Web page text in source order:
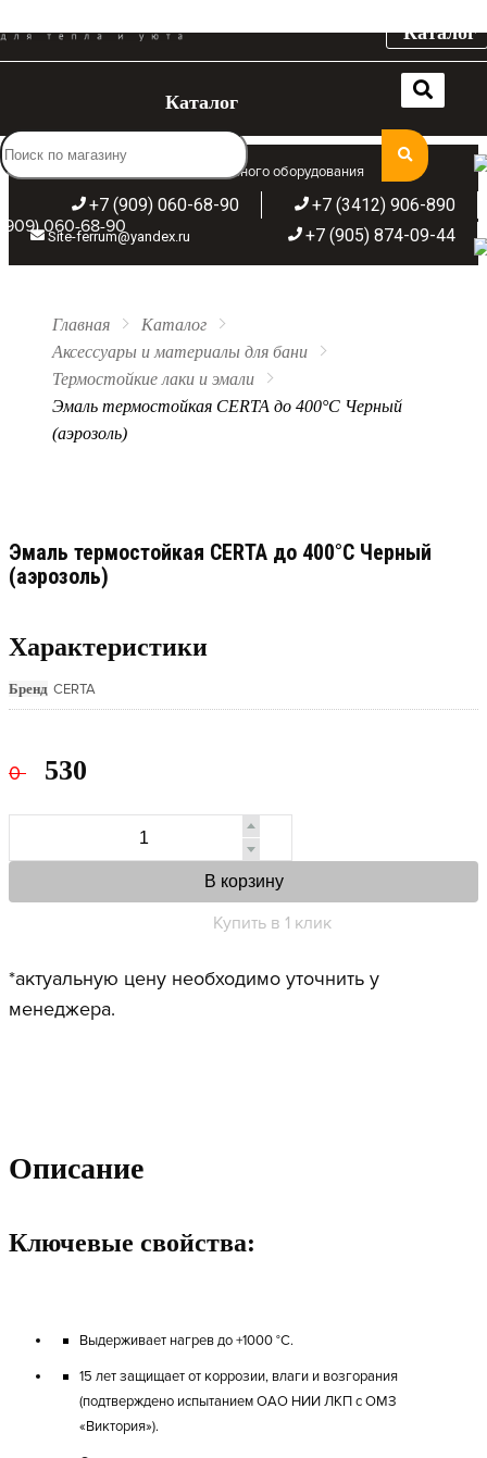
Широкий ассортимент отопительного оборудования
+7 (3412) 906-890
+7 (909) 060-68-90
+7 (905) 874-09-44
Site-ferrum@yandex.ru
Каталог
Каталог
(909) 060-68-90
Главная
Каталог
Аксессуары и материалы для бани
Термостойкие лаки и эмали
Эмаль термостойкая CERTA до 400°С Черный
(аэрозоль)
Эмаль термостойкая CERTA до 400°С Черный
(аэрозоль)
Характеристики
Бренд CERTA
0 530
В корзину
Купить в 1 клик
*актуальную цену необходимо уточнить у
менеджера.
Описание
Ключевые свойства:
Выдерживает нагрев до +1000 °C.
15 лет защищает от коррозии, влаги и возгорания
(подтверждено испытанием ОАО НИИ ЛКП с ОМЗ
«Виктория»).